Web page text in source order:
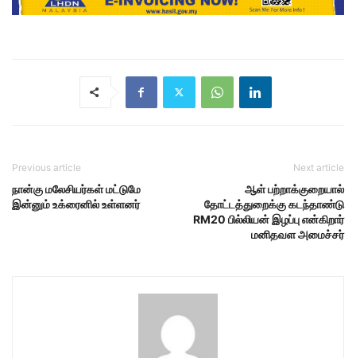
Previous article
நான்கு மலேசியர்கள் மட்டுமே
இன்னும் உக்ரைனில் உள்ளனர்
Next article
ஆள் பற்றாக்குறையால்
தோட்டத்துறைக்கு கடந்தாண்டு
RM20 பில்லியன் இழப்பு என்கிறார்
மனிதவள அமைச்சர்